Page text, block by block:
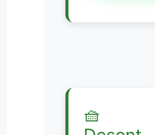
🧺